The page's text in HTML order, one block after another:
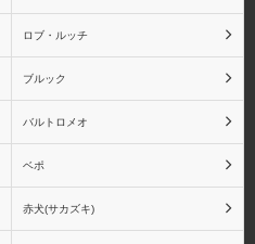
たしぎ
ジュエリー・ボニー
ロブ・ルッチ
ブルック
バルトロメオ
ベポ
赤犬(サカズキ)